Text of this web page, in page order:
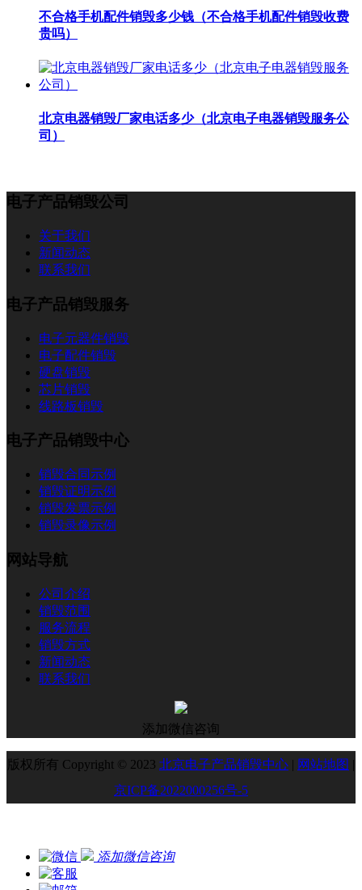
不合格手机配件销毁多少钱（不合格手机配件销毁收费
贵吗）
北京电器销毁厂家电话多少（北京电子电器销毁服务公
司）
电子产品销毁公司
关于我们
新闻动态
联系我们
电子产品销毁服务
电子元器件销毁
电子配件销毁
硬盘销毁
芯片销毁
线路板销毁
电子产品销毁中心
销毁合同示例
销毁证明示例
销毁发票示例
销毁录像示例
网站导航
公司介绍
销毁范围
服务流程
销毁方式
新闻动态
联系我们
添加微信咨询
版权所有 Copyright © 2023 北京电子产品销毁中心 | 网站地图 |
京ICP备2022000256号-5
添加微信咨询